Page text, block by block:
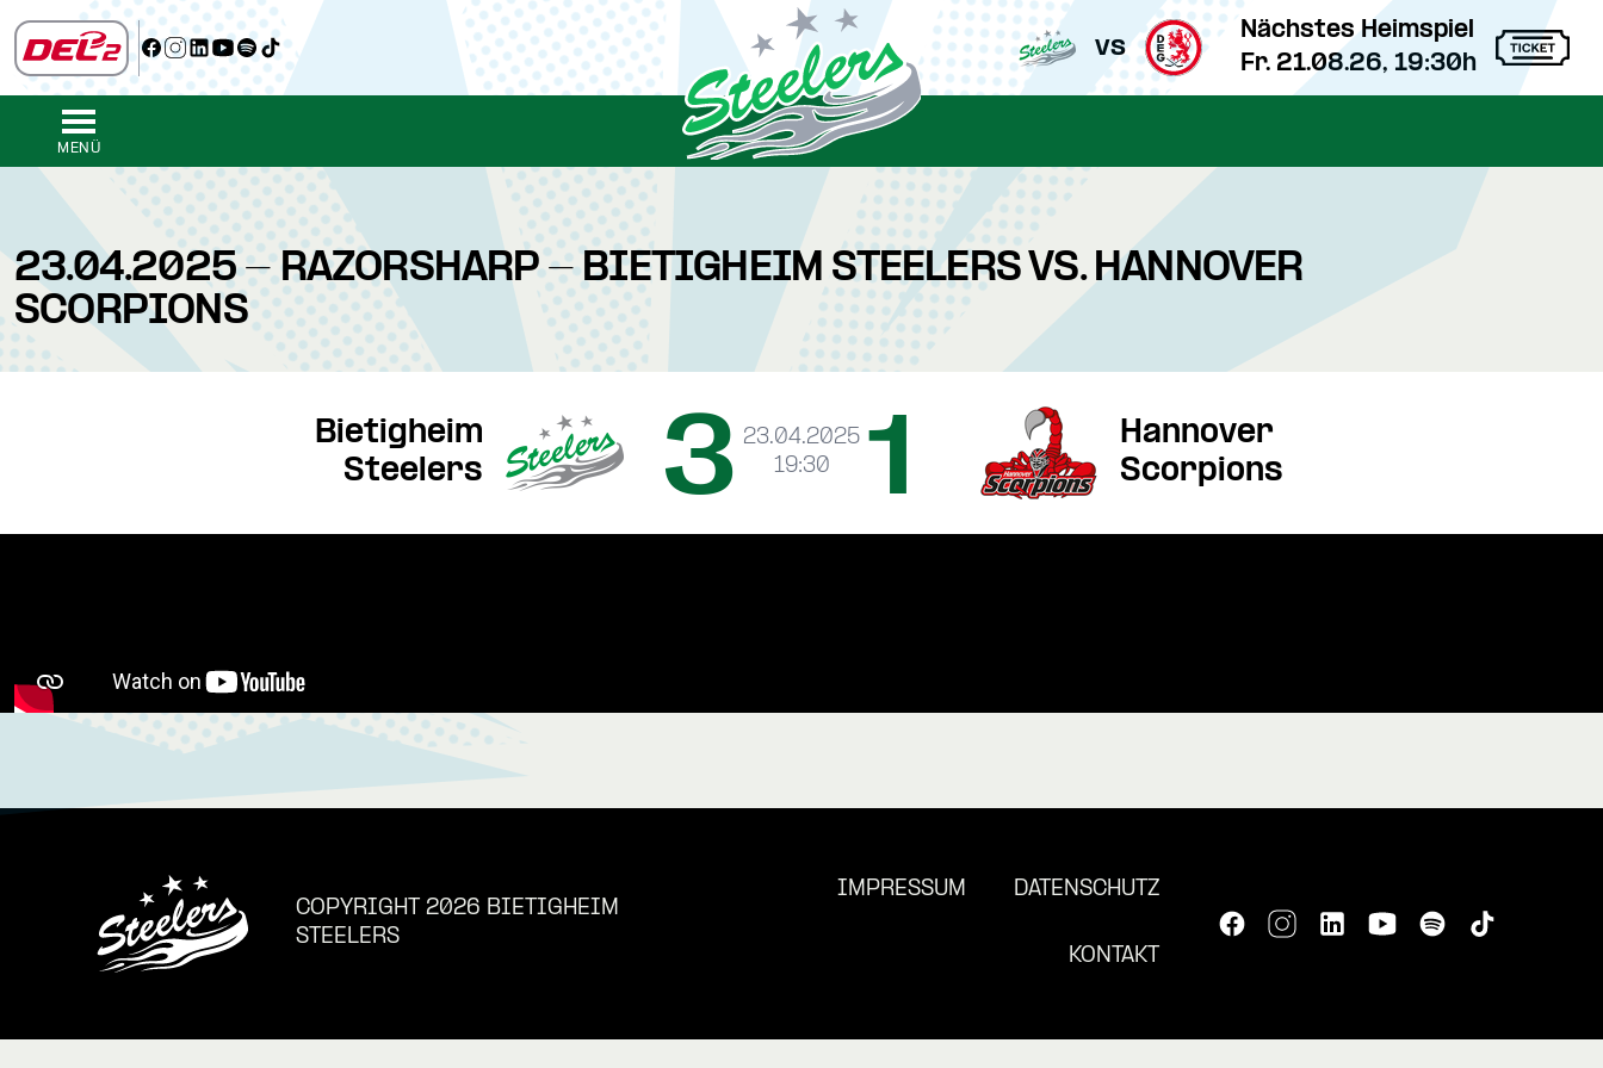
vs
Nächstes Heimspiel
Fr. 21.08.26, 19:30h
MENÜ
23.04.2025 - RAZORSHARP - BIETIGHEIM STEELERS VS. HANNOVER
SCORPIONS
Bietigheim
Steelers
3 23.04.2025
19:30
Hannover
Scorpions
1
COPYRIGHT 2026 BIETIGHEIM
STEELERS
IMPRESSUM DATENSCHUTZ
KONTAKT